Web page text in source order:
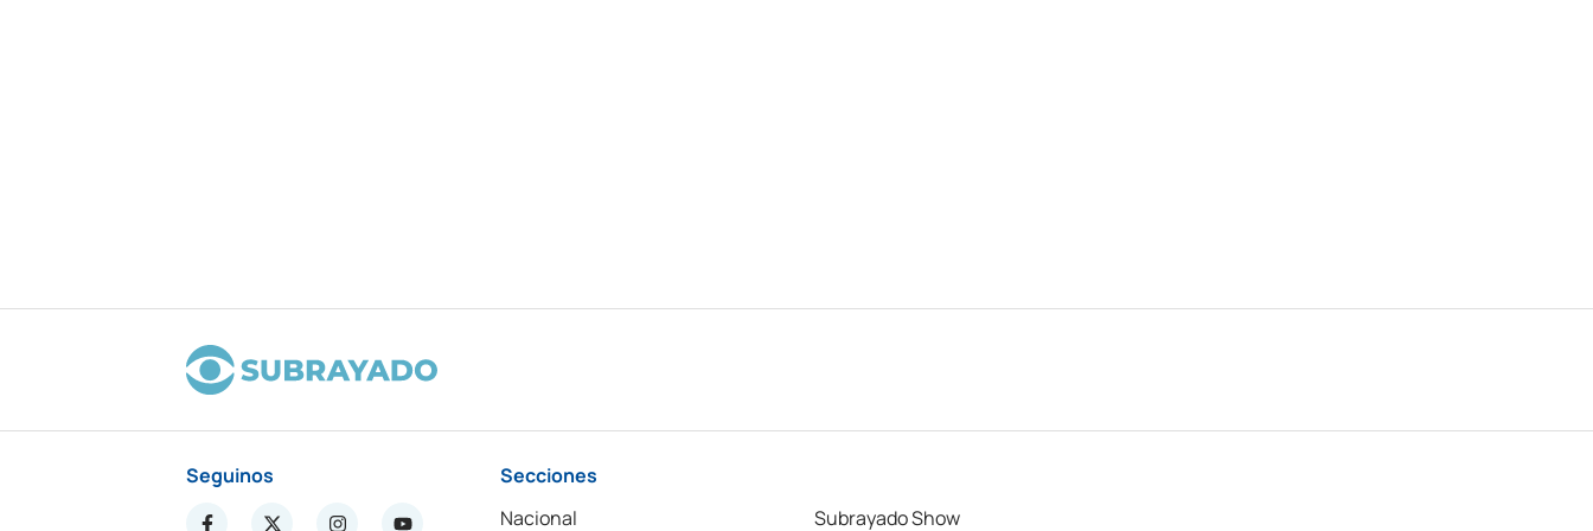
Seguinos
Secciones
Nacional
Subrayado Show